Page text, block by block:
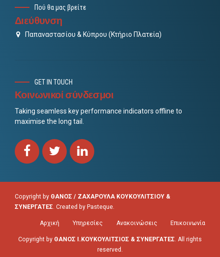
Πού θα μας βρείτε
Διεύθυνση
Παπαναστασίου & Κύπρου (Κτήριο Πλατεία)
GET IN TOUCH
Κοινωνικοί σύνδεσμοι
Taking seamless key performance indicators offline to
maximise the long tail.
Copyright by ΘΑΝΟΣ / ΖΑΧΑΡΟΥΛΑ ΚΟΥΚΟΥΛΙΤΣΙΟΥ &
ΣΥΝΕΡΓΑΤΕΣ . Created by Pasteque
Αρχική Υπηρεσίες Ανακοινώσεις Επικοινωνία
Copyright by ΘΑΝΟΣ Ι.ΚΟΥΚΟΥΛΙΤΣΙΟΣ & ΣΥΝΕΡΓΑΤΕΣ. All rights
reserved.